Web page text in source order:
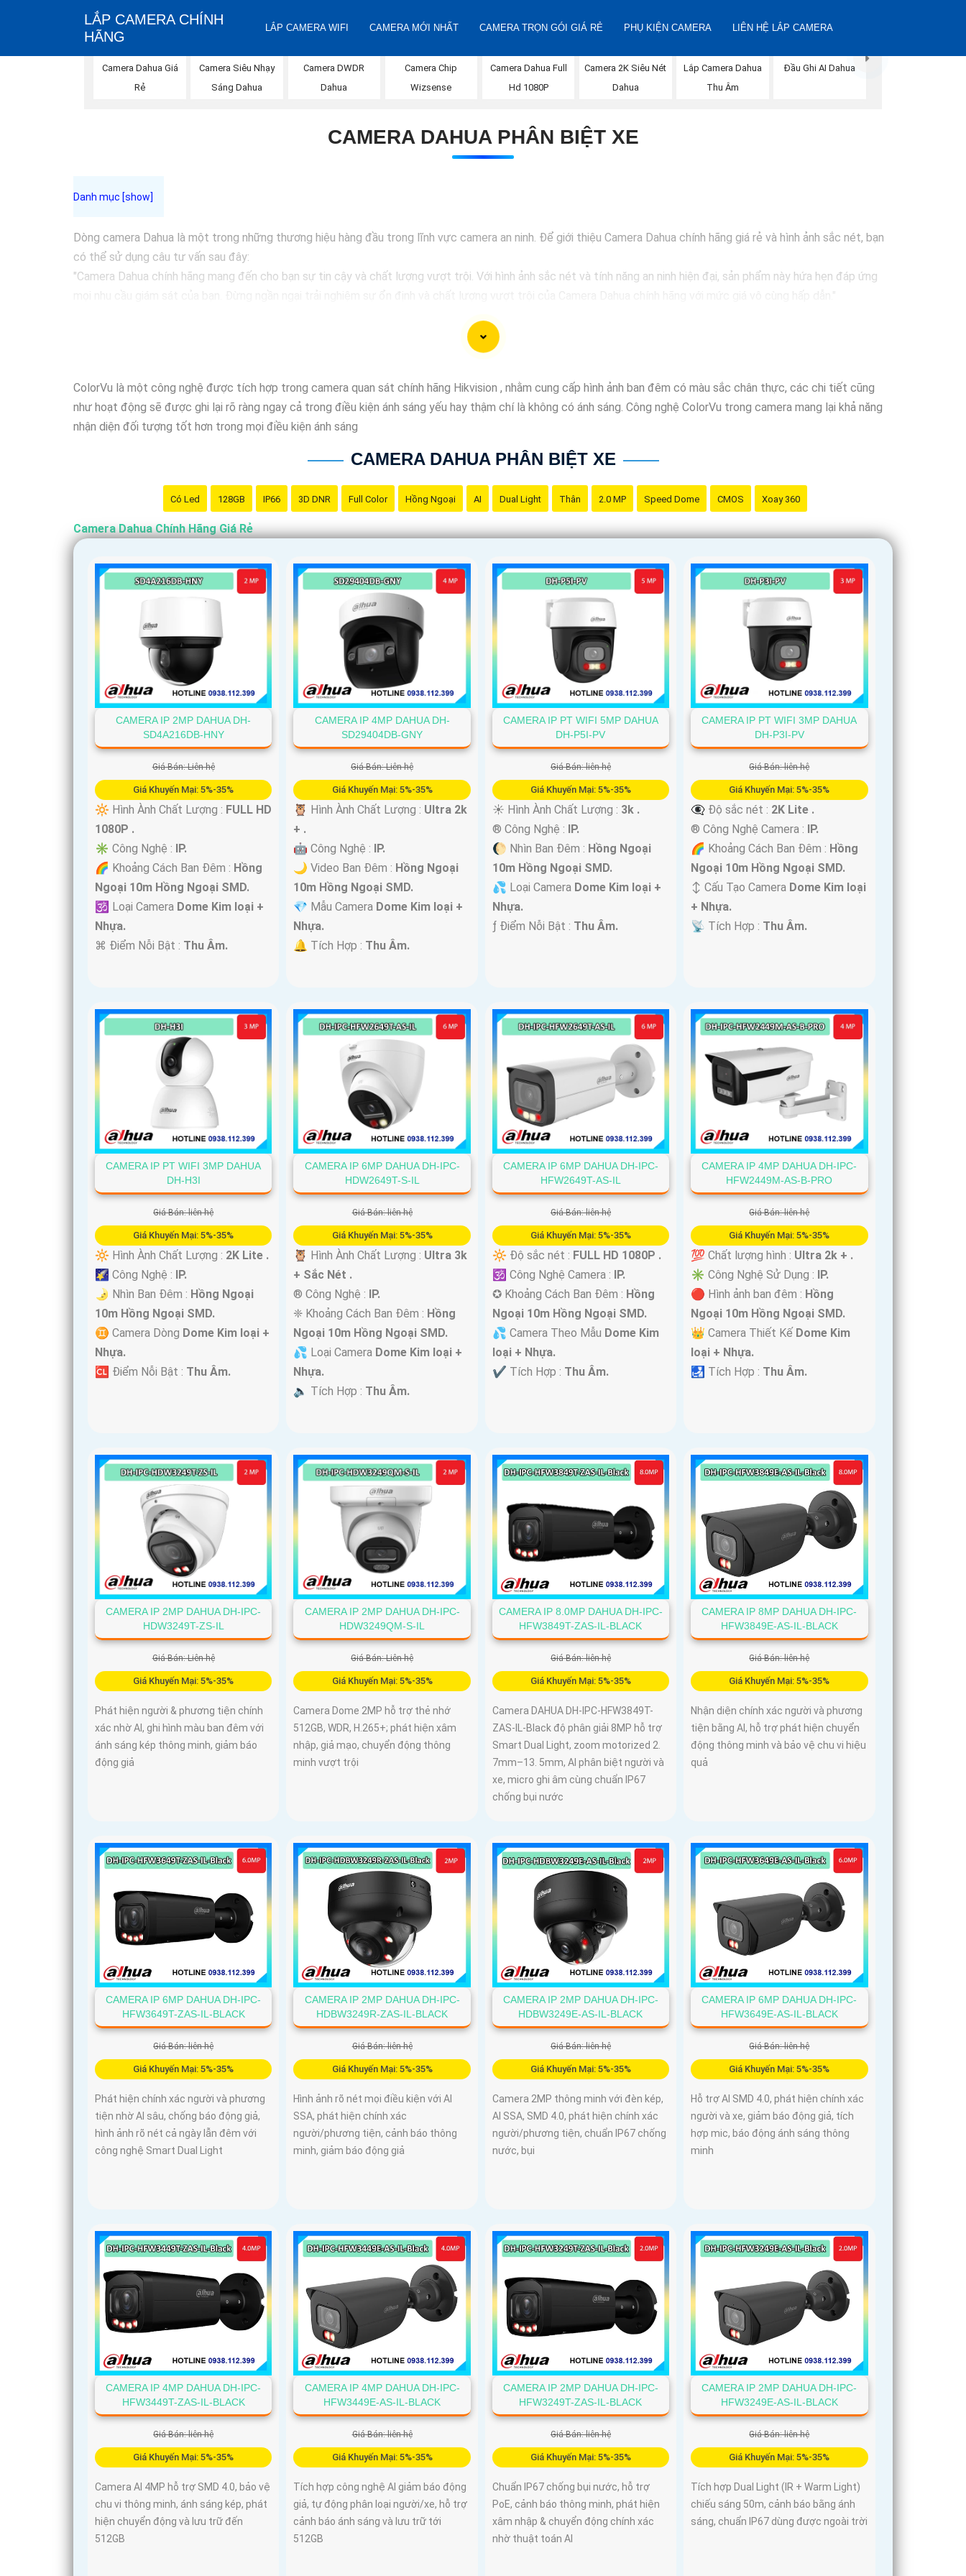
LẮP CAMERA CHÍNH
HÃNG
LẮP CAMERA WIFI CAMERA MỚI NHẤT CAMERA TRỌN GÓI GIÁ RẺ PHỤ KIỆN CAMERA LIÊN HỆ LẮP CAMERA
Camera Dahua Giá
Rẻ
Camera Siêu Nhạy
Sáng Dahua
Camera DWDR
Dahua
Camera Chip
Wizsense
Camera Dahua Full
Hd 1080P
Camera 2K Siêu Nét
Dahua
Lắp Camera Dahua
Thu Âm
Đầu Ghi AI Dahua
CAMERA DAHUA PHÂN BIỆT XE
Dòng camera Dahua là một trong những thương hiệu hàng đầu trong lĩnh vực camera an ninh. Để giới thiệu Camera Dahua chính hãng giá rẻ và hình ảnh sắc nét, bạn
có thể sử dụng câu tư vấn sau đây:
"Camera Dahua chính hãng mang đến cho bạn sự tin cậy và chất lượng vượt trội. Với hình ảnh sắc nét và tính năng an ninh hiện đại, sản phẩm này hứa hẹn đáp ứng
ColorVu là một công nghệ được tích hợp trong camera quan sát chính hãng Hikvision , nhằm cung cấp hình ảnh ban đêm có màu sắc chân thực, các chi tiết cũng
như hoạt động sẽ được ghi lại rõ ràng ngay cả trong điều kiện ánh sáng yếu hay thậm chí là không có ánh sáng. Công nghệ ColorVu trong camera mang lại khả năng
nhận diện đối tượng tốt hơn trong mọi điều kiện ánh sáng
CAMERA DAHUA PHÂN BIỆT XE
Có Led 128GB IP66 3D DNR Full Color Hồng Ngoại AI Dual Light Thân 2.0 MP Speed Dome CMOS Xoay 360
Camera Dahua Chính Hãng Giá Rẻ
CAMERA IP 2MP DAHUA DH-
SD4A216DB-HNY
Giá Bán: Liên hệ
Giá Khuyến Mại: 5%-35%
🔆 Hình Ành Chất Lượng : FULL HD
1080P .
✳️ Công Nghệ : IP.
🌈 Khoảng Cách Ban Đêm : Hồng
Ngoại 10m Hồng Ngoại SMD.
🕉️ Loại Camera Dome Kim loại +
Nhựa.
️⌘ Điểm Nỗi Bật : Thu Âm.
CAMERA IP 4MP DAHUA DH-
SD29404DB-GNY
Giá Bán: Liên hệ
Giá Khuyến Mại: 5%-35%
🦉 Hình Ành Chất Lượng : Ultra 2k
+ .
🤖️ Công Nghệ : IP.
🌙 Video Ban Đêm : Hồng Ngoại
10m Hồng Ngoại SMD.
💎 Mẫu Camera Dome Kim loại +
Nhựa.
️🔔 Tích Hợp : Thu Âm.
CAMERA IP PT WIFI 5MP DAHUA
DH-P5I-PV
Giá Bán: liên hệ
Giá Khuyến Mại: 5%-35%
☀️ Hình Ành Chất Lượng : 3k .
®️ Công Nghệ : IP.
🌔 Nhìn Ban Đêm : Hồng Ngoại
10m Hồng Ngoại SMD.
💦 Loại Camera Dome Kim loại +
Nhựa.
️ƒ Điểm Nỗi Bật : Thu Âm.
CAMERA IP PT WIFI 3MP DAHUA
DH-P3I-PV
Giá Bán: liên hệ
Giá Khuyến Mại: 5%-35%
👁️‍🗨 Độ sắc nét : 2K Lite .
®️ Công Nghệ Camera : IP.
🌈 Khoảng Cách Ban Đêm : Hồng
Ngoại 10m Hồng Ngoại SMD.
↕️ Cấu Tạo Camera Dome Kim loại
+ Nhựa.
️📡 Tích Hợp : Thu Âm.
CAMERA IP PT WIFI 3MP DAHUA
DH-H3I
Giá Bán: liên hệ
Giá Khuyến Mại: 5%-35%
🔆 Hình Ành Chất Lượng : 2K Lite .
🌠 Công Nghệ : IP.
🌛 Nhìn Ban Đêm : Hồng Ngoại
10m Hồng Ngoại SMD.
♊ Camera Dòng Dome Kim loại +
Nhựa.
️🆑 Điểm Nỗi Bật : Thu Âm.
CAMERA IP 6MP DAHUA DH-IPC-
HDW2649T-S-IL
Giá Bán: liên hệ
Giá Khuyến Mại: 5%-35%
🦉 Hình Ành Chất Lượng : Ultra 3k
+ Sắc Nét .
®️ Công Nghệ : IP.
❈ Khoảng Cách Ban Đêm : Hồng
Ngoại 10m Hồng Ngoại SMD.
💦 Loại Camera Dome Kim loại +
Nhựa.
️🔈 Tích Hợp : Thu Âm.
CAMERA IP 6MP DAHUA DH-IPC-
HFW2649T-AS-IL
Giá Bán: liên hệ
Giá Khuyến Mại: 5%-35%
🔆 Độ sắc nét : FULL HD 1080P .
🕉️ Công Nghệ Camera : IP.
✪ Khoảng Cách Ban Đêm : Hồng
Ngoại 10m Hồng Ngoại SMD.
💦 Camera Theo Mẫu Dome Kim
loại + Nhựa.
️✔️ Tích Hợp : Thu Âm.
CAMERA IP 4MP DAHUA DH-IPC-
HFW2449M-AS-B-PRO
Giá Bán: liên hệ
Giá Khuyến Mại: 5%-35%
💯 Chất lượng hình : Ultra 2k + .
✳️ Công Nghệ Sử Dụng : IP.
🔴 Hình ảnh ban đêm : Hồng
Ngoại 10m Hồng Ngoại SMD.
👑 Camera Thiết Kế Dome Kim
loại + Nhựa.
️🛃 Tích Hợp : Thu Âm.
CAMERA IP 2MP DAHUA DH-IPC-
HDW3249T-ZS-IL
Giá Bán: Liên hệ
Giá Khuyến Mại: 5%-35%
Phát hiện người & phương tiện chính
xác nhờ AI, ghi hình màu ban đêm với
ánh sáng kép thông minh, giảm báo
động giả
CAMERA IP 2MP DAHUA DH-IPC-
HDW3249QM-S-IL
Giá Bán: Liên hệ
Giá Khuyến Mại: 5%-35%
Camera Dome 2MP hỗ trợ thẻ nhớ
512GB, WDR, H.265+; phát hiện xâm
nhập, giả mạo, chuyển động thông
minh vượt trội
CAMERA IP 8.0MP DAHUA DH-IPC-
HFW3849T-ZAS-IL-BLACK
Giá Bán: liên hệ
Giá Khuyến Mại: 5%-35%
Camera DAHUA DH-IPC-HFW3849T-
ZAS-IL-Black độ phân giải 8MP hỗ trợ
Smart Dual Light, zoom motorized 2.
7mm–13. 5mm, AI phân biệt người và
xe, micro ghi âm cùng chuẩn IP67
chống bụi nước
CAMERA IP 8MP DAHUA DH-IPC-
HFW3849E-AS-IL-BLACK
Giá Bán: liên hệ
Giá Khuyến Mại: 5%-35%
Nhận diện chính xác người và phương
tiện bằng AI, hỗ trợ phát hiện chuyển
động thông minh và bảo vệ chu vi hiệu
quả
CAMERA IP 6MP DAHUA DH-IPC-
HFW3649T-ZAS-IL-BLACK
Giá Bán: liên hệ
Giá Khuyến Mại: 5%-35%
Phát hiện chính xác người và phương
tiện nhờ AI sâu, chống báo động giả,
hình ảnh rõ nét cả ngày lẫn đêm với
công nghệ Smart Dual Light
CAMERA IP 2MP DAHUA DH-IPC-
HDBW3249R-ZAS-IL-BLACK
Giá Bán: liên hệ
Giá Khuyến Mại: 5%-35%
Hình ảnh rõ nét mọi điều kiện với AI
SSA, phát hiện chính xác
người/phương tiện, cảnh báo thông
minh, giảm báo động giả
CAMERA IP 2MP DAHUA DH-IPC-
HDBW3249E-AS-IL-BLACK
Giá Bán: liên hệ
Giá Khuyến Mại: 5%-35%
Camera 2MP thông minh với đèn kép,
AI SSA, SMD 4.0, phát hiện chính xác
người/phương tiện, chuẩn IP67 chống
nước, bụi
CAMERA IP 6MP DAHUA DH-IPC-
HFW3649E-AS-IL-BLACK
Giá Bán: liên hệ
Giá Khuyến Mại: 5%-35%
Hỗ trợ AI SMD 4.0, phát hiện chính xác
người và xe, giảm báo động giả, tích
hợp mic, báo động ánh sáng thông
minh
CAMERA IP 4MP DAHUA DH-IPC-
HFW3449T-ZAS-IL-BLACK
Giá Bán: liên hệ
Giá Khuyến Mại: 5%-35%
Camera AI 4MP hỗ trợ SMD 4.0, bảo vệ
chu vi thông minh, ánh sáng kép, phát
hiện chuyển động và lưu trữ đến
512GB
CAMERA IP 4MP DAHUA DH-IPC-
HFW3449E-AS-IL-BLACK
Giá Bán: liên hệ
Giá Khuyến Mại: 5%-35%
Tích hợp công nghệ AI giảm báo động
giả, tự động phân loại người/xe, hỗ trợ
cảnh báo ánh sáng và lưu trữ tới
512GB
CAMERA IP 2MP DAHUA DH-IPC-
HFW3249T-ZAS-IL-BLACK
Giá Bán: liên hệ
Giá Khuyến Mại: 5%-35%
Chuẩn IP67 chống bụi nước, hỗ trợ
PoE, cảnh báo thông minh, phát hiện
xâm nhập & chuyển động chính xác
nhờ thuật toán AI
CAMERA IP 2MP DAHUA DH-IPC-
HFW3249E-AS-IL-BLACK
Giá Bán: liên hệ
Giá Khuyến Mại: 5%-35%
Tích hợp Dual Light (IR + Warm Light)
chiếu sáng 50m, cảnh báo bằng ánh
sáng, chuẩn IP67 dùng được ngoài trời